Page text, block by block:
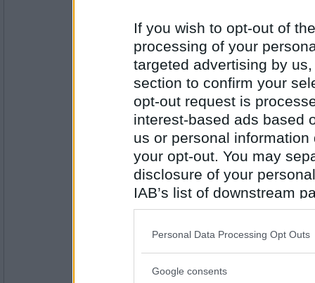
If you wish to opt-out of
processing of your
targeted advertising by
section to confirm your
opt-out request is
interest-based ads based
us or personal
your opt-out. You may
disclosure of your
IAB’s list of downstream
also be disclosed by us
Downstream Participants
Please note that this
Personal Data Processing Opt Outs
Google consents
Antal inlägg:
12458
SmålandsMira
Antal inlägg:
22535